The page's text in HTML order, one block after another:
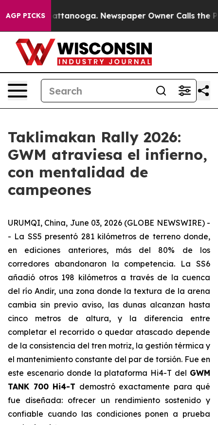
AGP PICKS
in Chattanooga. Newspaper Owner Calls the
Taklimakan Rally 2026:
GWM atraviesa el infierno,
con mentalidad de
campeones
URUMQI, China, June 03, 2026 (GLOBE NEWSWIRE) -
- La SS5 presentó 281 kilómetros de terreno donde,
en ediciones anteriores, más del 80% de los
corredores abandonaron la competencia. La SS6
añadió otros 198 kilómetros a través de la cuenca
del río Andir, una zona donde la textura de la arena
cambia sin previo aviso, las dunas alcanzan hasta
cinco metros de altura, y la diferencia entre
completar el recorrido o quedar atascado depende
de la consistencia del tren motriz, la gestión térmica y
el mantenimiento constante del par de torsión. Fue en
este escenario donde la plataforma Hi4-T del GWM
TANK 700 Hi4-T demostró exactamente para qué
fue diseñada: ofrecer un rendimiento sostenido y
confiable cuando las condiciones ponen a prueba